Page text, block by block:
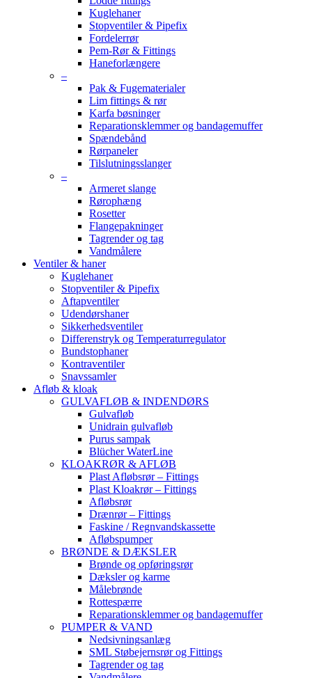
Kuglehaner
Stopventiler & Pipefix
Fordelerrør
Pem-Rør & Fittings
Haneforlængere
–
Pak & Fugematerialer
Lim fittings & rør
Karfa bøsninger
Reparationsklemmer og bandagemuffer
Spændebånd
Rørpaneler
Tilslutningsslanger
–
Armeret slange
Rørophæng
Rosetter
Flangepakninger
Tagrender og tag
Vandmålere
Ventiler & haner
Kuglehaner
Stopventiler & Pipefix
Aftapventiler
Udendørshaner
Sikkerhedsventiler
Differenstryk og Temperaturregulator
Bundstophaner
Kontraventiler
Snavssamler
Afløb & kloak
GULVAFLØB & INDENDØRS
Gulvafløb
Unidrain gulvafløb
Purus sampak
Blücher WaterLine
KLOAKRØR & AFLØB
Plast Afløbsrør – Fittings
Plast Kloakrør – Fittings
Afløbsrør
Drænrør – Fittings
Faskine / Regnvandskassette
Afløbspumper
BRØNDE & DÆKSLER
Brønde og opføringsrør
Dæksler og karme
Målebrønde
Rottespærre
Reparationsklemmer og bandagemuffer
PUMPER & VAND
Nedsivningsanlæg
SML Støbejernsrør og Fittings
Tagrender og tag